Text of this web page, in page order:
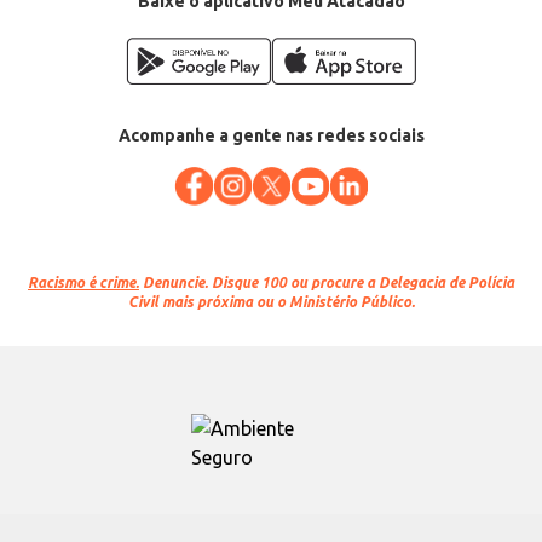
Acompanhe a gente nas redes sociais
Racismo é crime. Denuncie. Disque 100 ou procure a Delegacia de Polícia
Civil mais próxima ou o Ministério Público.